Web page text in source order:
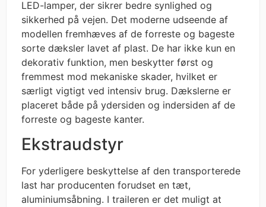
LED-lamper, der sikrer bedre synlighed og
sikkerhed på vejen. Det moderne udseende af
modellen fremhæves af de forreste og bageste
sorte dæksler lavet af plast. De har ikke kun en
dekorativ funktion, men beskytter først og
fremmest mod mekaniske skader, hvilket er
særligt vigtigt ved intensiv brug. Dækslerne er
placeret både på ydersiden og indersiden af de
forreste og bageste kanter.
Ekstraudstyr
For yderligere beskyttelse af den transporterede
last har producenten forudset en tæt,
aluminiumsåbning. I traileren er det muligt at